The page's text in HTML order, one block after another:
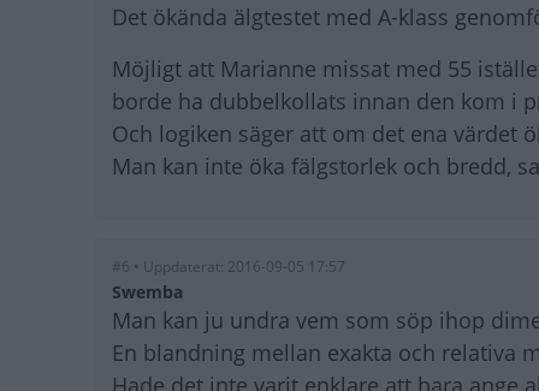
Det ökända älgtestet med A-klass
Möjligt att Marianne missat med 55
borde ha dubbelkollats innan den kom i
Och logiken säger att om det ena värdet
Man kan inte öka fälgstorlek och bredd,
#6 • Uppdaterat: 2016-09-05 17:57
Swemba
Man kan ju undra vem som söp ihop
En blandning mellan exakta och relativa
Hade det inte varit enklare att bara ange